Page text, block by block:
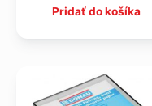
Pridať do košíka